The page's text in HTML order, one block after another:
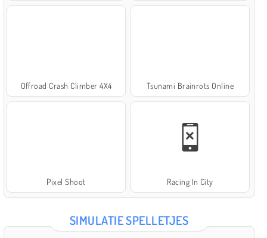
Offroad Crash Climber 4X4 Tsunami Brainrots Online
Pixel Shoot Racing In City
SIMULATIE SPELLETJES